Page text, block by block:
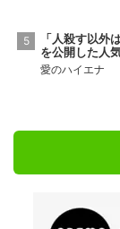
「人殺す以外
を公開した人
愛のハイエナ